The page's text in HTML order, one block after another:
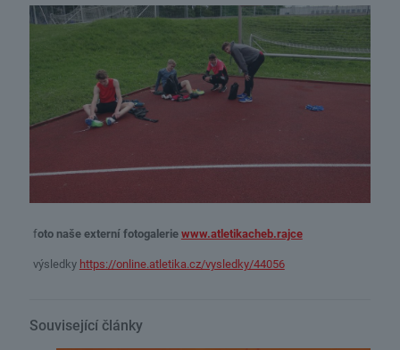
foto naše externí fotogalerie www.atletikacheb.rajce
výsledky https://online.atletika.cz/vysledky/44056
Související články